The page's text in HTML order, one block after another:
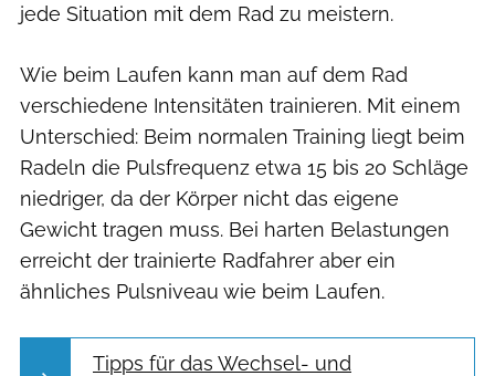
jede Situation mit dem Rad zu meistern.
Wie beim Laufen kann man auf dem Rad
verschiedene Intensitäten trainieren. Mit einem
Unterschied: Beim normalen Training liegt beim
Radeln die Pulsfrequenz etwa 15 bis 20 Schläge
niedriger, da der Körper nicht das eigene
Gewicht tragen muss. Bei harten Belastungen
erreicht der trainierte Radfahrer aber ein
ähnliches Pulsniveau wie beim Laufen.
Tipps für das Wechsel- und